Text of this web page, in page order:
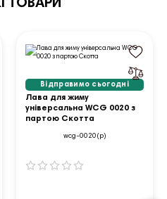
ТОВАРИ
Відправимо сьогодні
Лава для жиму
універсальна WCG 0020 з
партою Скотта
wcg-0020(p)